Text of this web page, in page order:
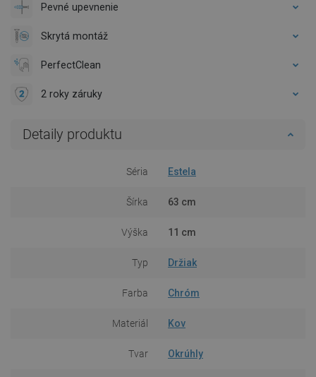
Pevné upevnenie
Skrytá montáž
PerfectClean
2 roky záruky
Detaily produktu
Séria Estela
Šírka 63 cm
Výška 11 cm
Typ Držiak
Farba Chróm
Materiál Kov
Tvar Okrúhly